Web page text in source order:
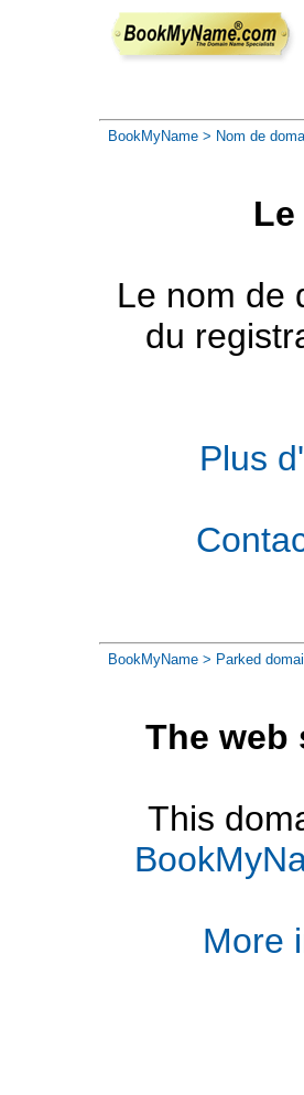
BookMyName > Nom de
Le nom de
du
Plus
BookMyName > Parked
The web
This
More